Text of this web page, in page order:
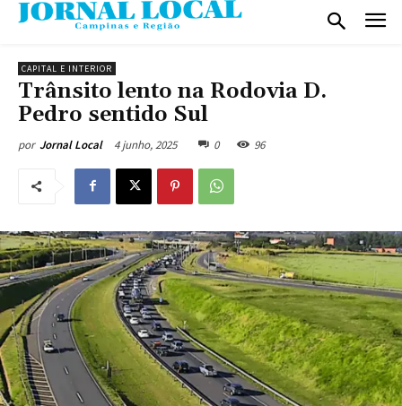
CAPITAL E INTERIOR
Trânsito lento na Rodovia D.
Pedro sentido Sul
por Jornal Local 4 junho, 2025 0 96